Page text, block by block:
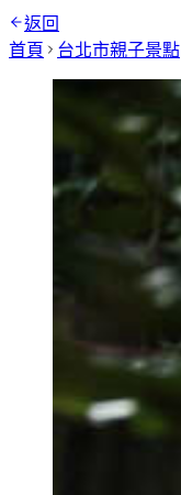
返回
首頁
台北市親子景點